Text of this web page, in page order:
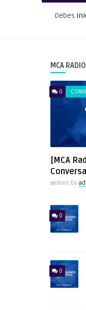
Debes
MCA RADIO
0
[MCA
Written by
0
0